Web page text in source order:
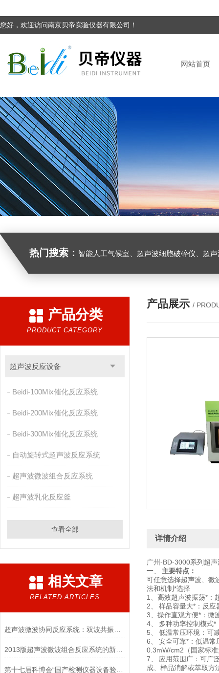
您好，欢迎访问南京贝帝实验仪器有限公司！
网站首页
热门搜索： 智能人工气候室、超声波细胞破碎仪、超
产品分类
PRODUCT CATEGORY
超声波反应设备
Beidi-100Mix催化反应系统
Beidi-200Mix催化反应系统
Beidi-300Mix催化反应系统
自动旋转式超声波反应系统
超声波微波组合反应系统
超声波乳化反应釜
查看全部
相关文章
RELATED ARTICLES
2013版超声波微波组合反应系统的新构思
第十七届科博会“国产检测仪器设备验证与综合评价技术服务推介会”将于5月16日在北京举办
产品展示 /
详情介绍
广州-BD-3000系列超
一、
主要特点：
可任意选择超声波、微
法和机制*选择
1
高效超声波振荡* ：
2
样品容量大* ：反
3
操作直观方便* ：微
4
多种功率控制模式*
5
低温常压环境：可
6
安全可靠* ：低温
0.3mW/cm2（ 国家标
7
应用范围广：可广
成、样品消解或萃取方